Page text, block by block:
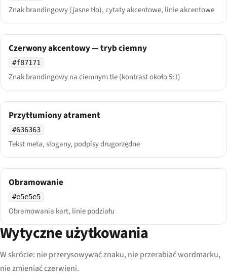
Znak brandingowy (jasne tło), cytaty akcentowe, linie akcentowe
Czerwony akcentowy — tryb ciemny
#f87171
Znak brandingowy na ciemnym tle (kontrast około 5:1)
Przytłumiony atrament
#636363
Tekst meta, slogany, podpisy drugorzędne
Obramowanie
#e5e5e5
Obramowania kart, linie podziału
Wytyczne użytkowania
W skrócie: nie przerysowywać znaku, nie przerabiać wordmarku,
nie zmieniać czerwieni.